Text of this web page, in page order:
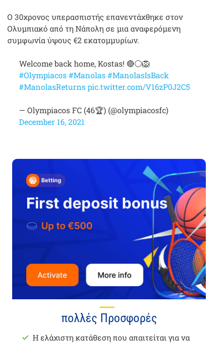
Ο 30χρονος υπερασπιστής επανεντάχθηκε στον
Ολυμπιακό από τη Νάπολη σε μια αναφερόμενη
συμφωνία ύψους €2 εκατομμυρίων.
Welcome back home, Kostas! 🔴⚪️🦁
#Olympiacos#Manolas#ManolasIsBack
#ManolasReturnspic.twitter.com/V16zP0J2C5
— Olympiacos FC (46🏆) (@olympiacosfc)
December 16, 2021
πολλές Προσφορές
Η ελάχιστη κατάθεση που απαιτείται για να